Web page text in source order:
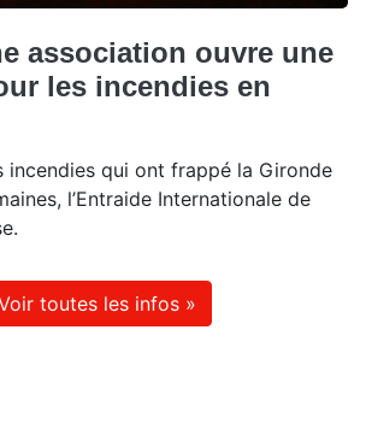
association ouvre une
les incendies en
incendies qui ont frappé la Gironde
l’Entraide Internationale de
toutes les infos »